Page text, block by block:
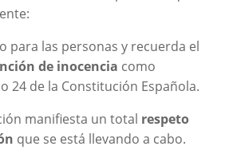
para las personas y recuerda el
de inocencia como
24 de la Constitución Española.
manifiesta un total respeto
que se está llevando a cabo.